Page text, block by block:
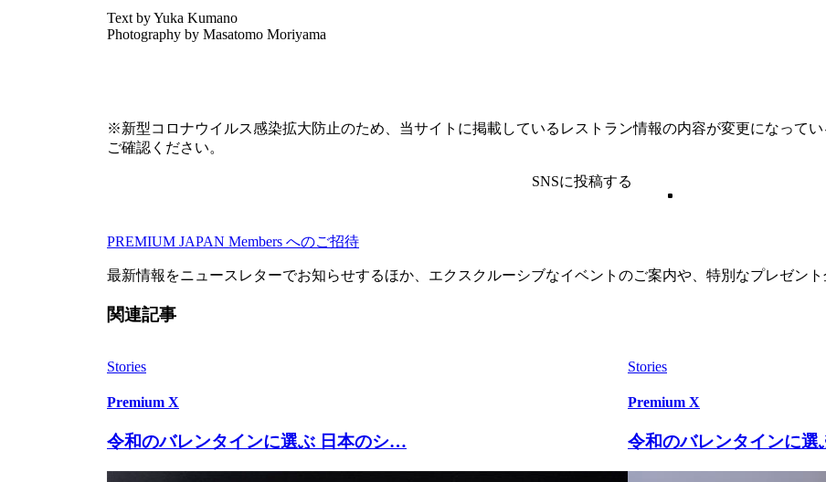
Text by Yuka Kumano
Photography by Masatomo Moriyama
※新型コロナウイルス感染拡大防止のため、当サイトに掲載しているレストラン情報の内容が変更になって
ご確認ください。
SNSに投稿する
PREMIUM JAPAN Members へのご招待
最新情報をニュースレターでお知らせするほか、エクスクルーシブなイベントのご案内や、特別なプレゼント
関連記事
Stories
Premium X
令和のバレンタインに選ぶ 日本のシ…
Stories
Premium X
令和のバレンタインに